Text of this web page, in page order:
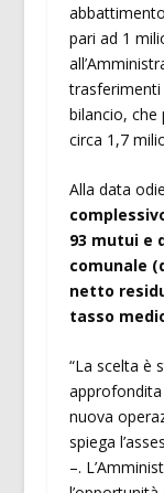
pari ad 1
trasferimenti
bilancio, che
circa 1,7
Alla data
93 mutui e
comunale
netto
tasso
“La scelta è
nuova
spiega
–.